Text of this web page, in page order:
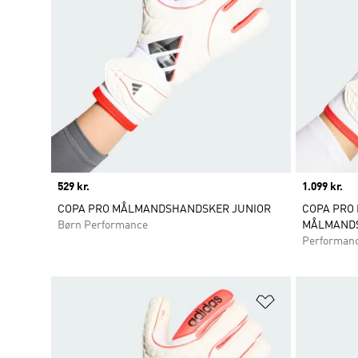
Price
529 kr.
COPA PRO MÅLMANDSHANDSKER JUNIOR
Børn Performance
Price
1.099 kr.
COPA PRO